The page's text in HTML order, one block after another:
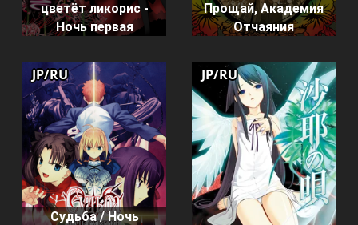
цветёт ликорис -
Ночь первая
Прощай, Академия
Отчаяния
Судьба / Ночь
JP/RU JP/RU